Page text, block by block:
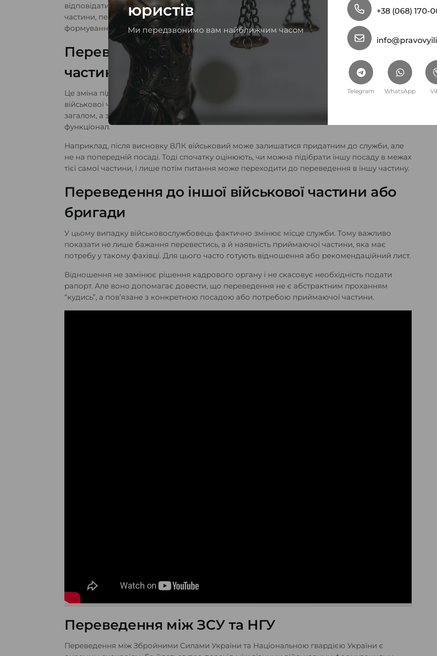
відповідати конкретному маршруту: внутрішнє переміщення, переведення до іншої
частини, переведення за ВЛК, сімейними обставинами або між різними військовими
формуваннями.
Переведення в межах однієї військової
частини
Це зміна підрозділу, посади або функціональних обов’язків без вибуття до іншої
військової частини. Такий варіант актуальний, коли проблема пов’язана не з частиною
загалом, а з посадою, умовами служби, висновком ВЛК або потребою підібрати інший
функціонал.
Наприклад, після висновку ВЛК військовий може залишатися придатним до служби, але
не на попередній посаді. Тоді спочатку оцінюють, чи можна підібрати іншу посаду в межах
тієї самої частини, і лише потім питання може переходити до переведення в іншу частину.
Переведення до іншої військової частини або
бригади
У цьому випадку військовослужбовець фактично змінює місце служби. Тому важливо
показати не лише бажання перевестись, а й наявність приймаючої частини, яка має
потребу у такому фахівці. Для цього часто готують відношення або рекомендаційний лист.
Відношення не замінює рішення кадрового органу і не скасовує необхідність подати
рапорт. Але воно допомагає довести, що переведення не є абстрактним проханням
“кудись”, а пов’язане з конкретною посадою або потребою приймаючої частини.
Переведення між ЗСУ та НГУ
Переведення між Збройними Силами України та Національною гвардією України є
юристів
Ми передзвонимо вам найближчим часом
+38 (068) 170-
Telegram WhatsApp